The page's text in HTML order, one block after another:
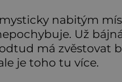
nabitým
Už
má zvěstovat
je toho tu více.